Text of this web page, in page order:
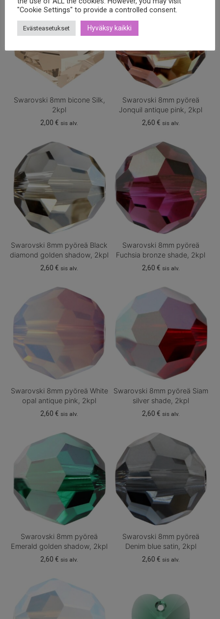
Swarovski 8mm bicone Silk,
2kpl
2,00€ sis alv.
Swarovski 8mm pyöreä
Jonquil antique pink, 2kpl
2,60 € sis alv.
Swarovski 8mm pyöreä Black
diamond golden shadow, 2kpl
2,60€ sis alv.
Swarovski 8mm pyöreä
Fuchsia bronze shade, 2kpl
2,60 € sis alv.
Swarovski 8mm pyöreä White
opal antique pink, 2kpl
2,60€ sis alv.
Swarovski 8mm pyöreä Siam
silver shade, 2kpl
2,60 € sis alv.
Swarovski 8mm pyöreä
Emerald golden shadow, 2kpl
2,60€ sis alv.
Swarovski 8mm pyöreä
Denim blue satin, 2kpl
2,60 € sis alv.
"Cookie Settings" to provide a controlled consent.
Evästeasetukset Hyväksy kaikki